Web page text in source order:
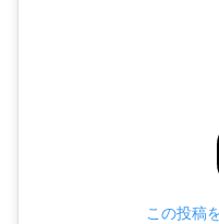
この投稿